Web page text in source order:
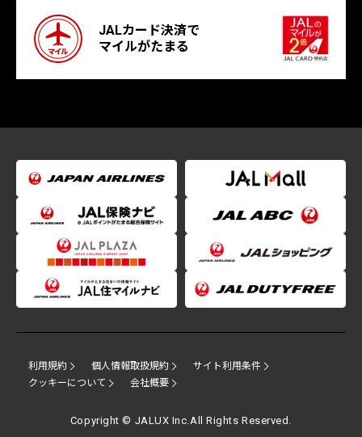
JALカード決済で
マイルがたまる
利用規約 個人情報取扱規約
サイト利用条件
クッキーについて
会社概要
Copyright © JALUX Inc.All Rights Reserved.